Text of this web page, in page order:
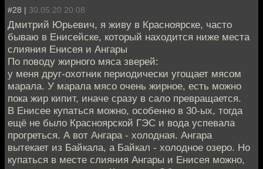
#28 | 30.05.20 20:08
Дмитрий Юрьевич, я живу в Красноярске, часто
бываю в Енисейске, который находится ниже места
слияния Енисея и Ангары
По поводу жирного мяса зверей:
у меня друг-охотник периодически угощает мясом
марала. У марала мясо очень жирное, есть можно
пока жир кипит, иначе сразу в сало превращается.
В Енисее купаться можно, особенно в 30-ых, тогда
ещё не было Красноярской ГЭС и вода успевала
прогреться. А вот Ангара - холодная. Ангара
вытекает из Байкала, а Байкал - холодное озеро. Но
купаться в месте слияния Ангары и Енисея можно,